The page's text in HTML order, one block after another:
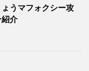
うマフォクシー攻
介